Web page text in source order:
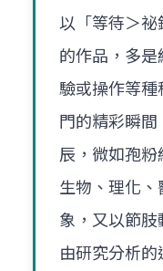
以「等待＞祕
的作品，多
驗或操作等種
門的精彩瞬
辰，微如孢粉
生物、理化
象，又以節
由研究分析